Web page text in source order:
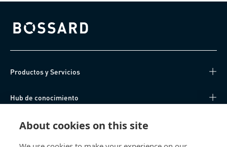
About cookies on this site
Bossard homepage
Productos y Servicios
Hub de conocimiento
Acceso Directo